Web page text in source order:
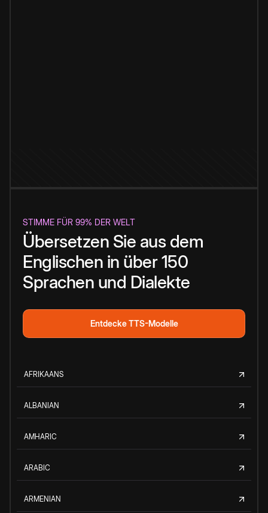
STIMME FÜR 99% DER WELT
Übersetzen Sie aus dem
Englischen in über 150
Sprachen und Dialekte
Entdecke TTS-Modelle
AFRIKAANS
ALBANIAN
AMHARIC
ARABIC
ARMENIAN